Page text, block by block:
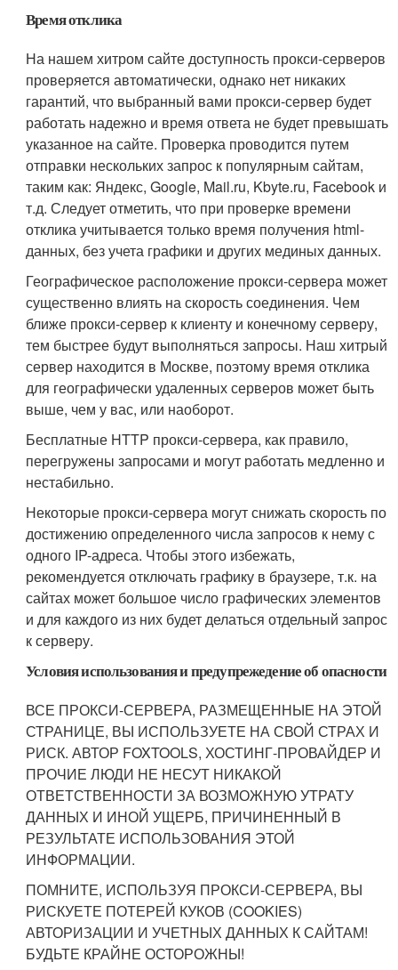
Время отклика
На нашем хитром сайте доступность прокси-серверов
проверяется автоматически, однако нет никаких
гарантий, что выбранный вами прокси-сервер будет
работать надежно и время ответа не будет превышать
указанное на сайте. Проверка проводится путем
отправки нескольких запрос к популярным сайтам,
таким как: Яндекс, Google, Mail.ru, Kbyte.ru, Facebook и
т.д. Следует отметить, что при проверке времени
отклика учитывается только время получения html-
данных, без учета графики и других мединых данных.
Географическое расположение прокси-сервера может
существенно влиять на скорость соединения. Чем
ближе прокси-сервер к клиенту и конечному серверу,
тем быстрее будут выполняться запросы. Наш хитрый
сервер находится в Москве, поэтому время отклика
для географически удаленных серверов может быть
выше, чем у вас, или наоборот.
Бесплатные HTTP прокси-сервера, как правило,
перегружены запросами и могут работать медленно и
нестабильно.
Некоторые прокси-сервера могут снижать скорость по
достижению определенного числа запросов к нему с
одного IP-адреса. Чтобы этого избежать,
рекомендуется отключать графику в браузере, т.к. на
сайтах может большое число графических элементов
и для каждого из них будет делаться отдельный запрос
к серверу.
Условия использования и предупрежедение об опасности
ВСЕ ПРОКСИ-СЕРВЕРА, РАЗМЕЩЕННЫЕ НА ЭТОЙ
СТРАНИЦЕ, ВЫ ИСПОЛЬЗУЕТЕ НА СВОЙ СТРАХ И
РИСК. АВТОР FOXTOOLS, ХОСТИНГ-ПРОВАЙДЕР И
ПРОЧИЕ ЛЮДИ НЕ НЕСУТ НИКАКОЙ
ОТВЕТСТВЕННОСТИ ЗА ВОЗМОЖНУЮ УТРАТУ
ДАННЫХ И ИНОЙ УЩЕРБ, ПРИЧИНЕННЫЙ В
РЕЗУЛЬТАТЕ ИСПОЛЬЗОВАНИЯ ЭТОЙ
ИНФОРМАЦИИ.
ПОМНИТЕ, ИСПОЛЬЗУЯ ПРОКСИ-СЕРВЕРА, ВЫ
РИСКУЕТЕ ПОТЕРЕЙ КУКОВ (COOKIES)
АВТОРИЗАЦИИ И УЧЕТНЫХ ДАННЫХ К САЙТАМ!
БУДЬТЕ КРАЙНЕ ОСТОРОЖНЫ!